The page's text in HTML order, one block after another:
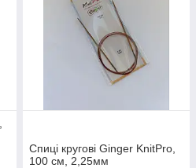
Спиці кругові Ginger KnitPro,
100 см, 2,25мм